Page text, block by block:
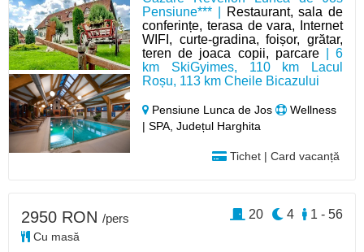
Pensiune*** |
Restaurant, sala de
conferințe, terasa de vara, Internet
WIFI, curte-gradina, foișor, grătar,
teren de joaca copii, parcare| 6
km SkiGyimes, 110 km Lacul
Roșu, 113 km Cheile Bicazului
Pensiune Lunca de Jos
Wellness
| SPA, Județul Harghita
Tichet | Card vacanță
2950 RON /pers
Cu masă
1 - 56
4
20